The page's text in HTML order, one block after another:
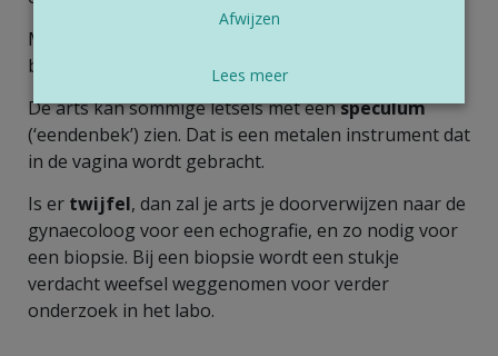
Meestal gebeurt dan ook een
baarmoederhals.
De arts kan sommige letsels met eenspeculum
(‘eendenbek’) zien. Dat is een metalen instrument dat
in de vagina wordt gebracht.
Is er twijfel, dan zal je arts je doorverwijzen naar de
gynaecoloog voor een echografie, en zo nodig voor
een biopsie. Bij een biopsie wordt een stukje
verdacht weefsel weggenomen voor verder
onderzoek in het labo.
Afwijzen
Lees meer